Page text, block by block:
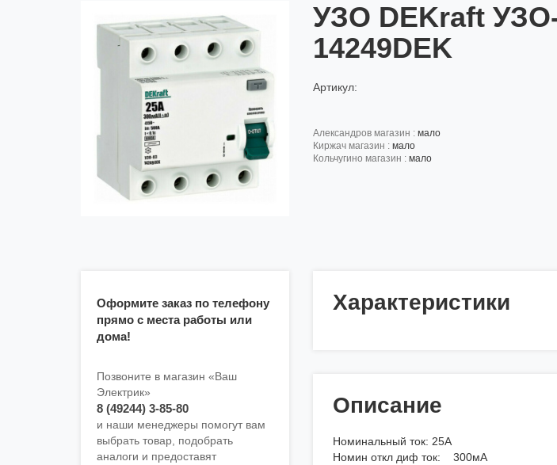
УЗО DEKraft
14249DEK
Артикул:
александров магазин : мало
киржач магазин : мало
кольчугино магазин : мало
Оформите заказ по телефону
прямо с места работы или
дома!
Позвоните в магазин «Ваш
Электрик»
8 (49244) 3-85-80
и наши менеджеры помогут вам
выбрать товар, подобрать
аналоги и предоставят
Характеристики
Описание
Номинальный ток: 25А
Номин откл диф ток: 300мА